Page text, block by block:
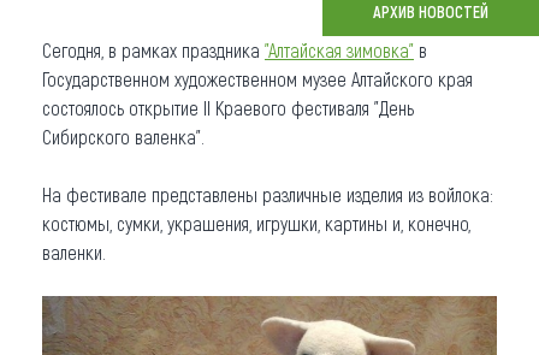
Новости
Что привезти (сувениры)
Коллекция впечатлений
Другие рубрики
АРХИВ НОВОСТЕЙ
Сегодня, в рамках праздника "Алтайская зимовка" в
Государственном художественном музее Алтайского края
состоялось открытие II Краевого фестиваля "День
Сибирского валенка".
На фестивале представлены различные изделия из войлока:
костюмы, сумки, украшения, игрушки, картины и, конечно,
валенки.